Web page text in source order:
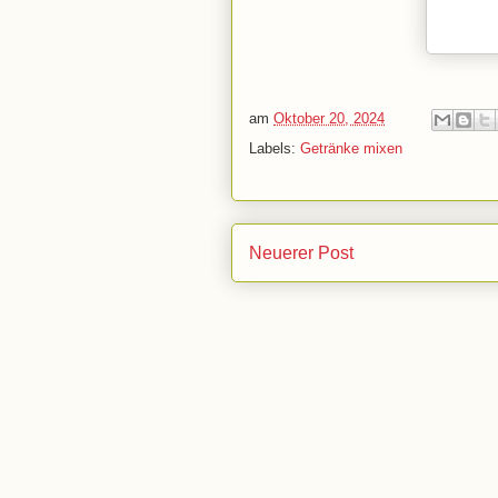
am Oktober 20, 2024
Labels: Getränke mixen
Neuerer Post